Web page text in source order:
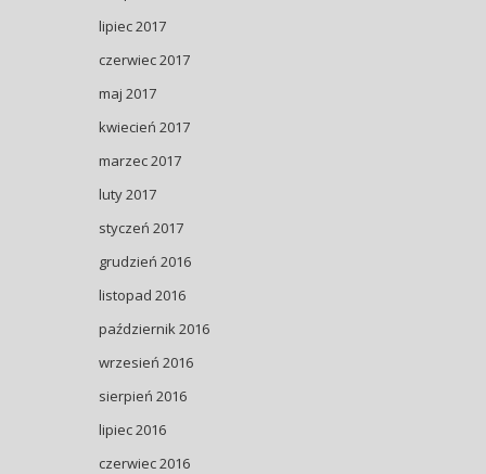
lipiec 2017
czerwiec 2017
maj 2017
kwiecień 2017
marzec 2017
luty 2017
styczeń 2017
grudzień 2016
listopad 2016
październik 2016
wrzesień 2016
sierpień 2016
lipiec 2016
czerwiec 2016